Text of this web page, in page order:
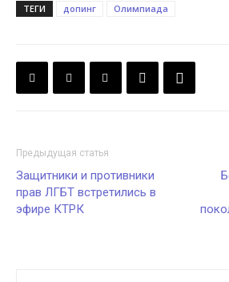
ТЕГИ допинг Олимпиада
Предыдущая статья
Защитники и противники
прав ЛГБТ встретились в
эфире КТРК